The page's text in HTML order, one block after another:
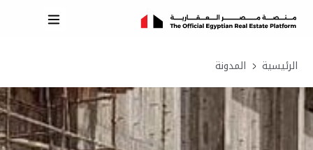
الرئيسية المدونة